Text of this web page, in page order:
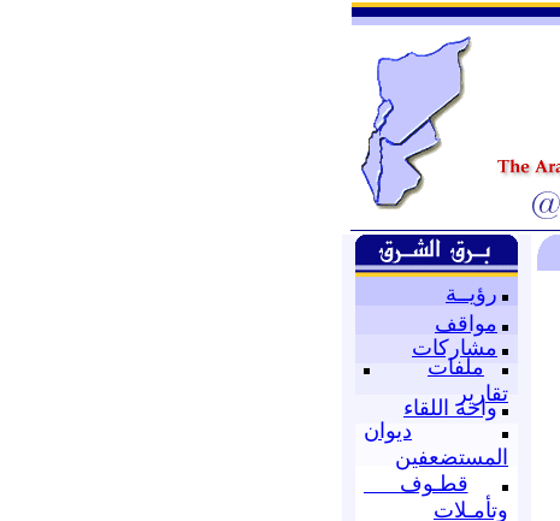
رؤيــة
مواقف
مشاركات
ملفات
تقارير
واحة اللقاء
ديوان
المستضعفين
قطـوف
وتأمـلات